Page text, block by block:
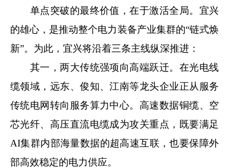
单点突破的最终价值，在于激活全局。宜兴
的雄心，是推动整个电力装备产业集群的“链式焕
新”。为此，宜兴将沿着三条主线纵深推进：
其一，两大传统强项向高端跃迁。在光电线
缆领域，远东、俊知、江南等龙头企业正从服务
传统电网转向服务算力中心。高速数据铜缆、空
芯光纤、高压直流电缆成为攻关重点，既要满足
AI集群内部海量数据的超高速互联，也要保障外
部高效稳定的电力供应。